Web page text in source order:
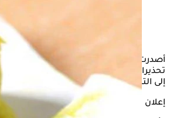
أصدرت ثلاث دول خليجية، هي السعودية
تحذيرات رسمية من منتج
مرقة الدجاج
إلى التخلص منه فورًا.
إعلان